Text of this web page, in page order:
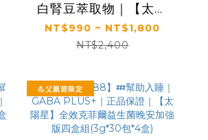
白腎豆萃取物｜【太陽
星】糖切切
SugarCut(50錠/瓶，
NT$990 ~ NT$1,800
NT$2,400
💪父親節限定